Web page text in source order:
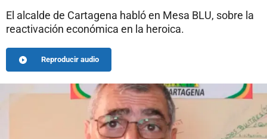
El alcalde de Cartagena habló en Mesa BLU, sobre la
reactivación económica en la heroica.
Reproducir audio